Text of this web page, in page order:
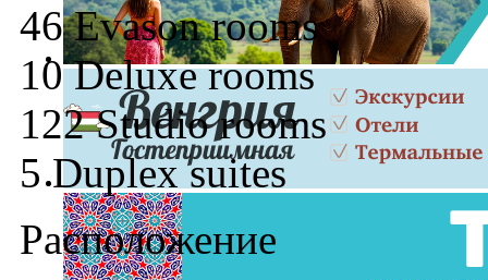
46 Evason rooms
10 Deluxe rooms
122 Studio rooms
5 Duplex suites
Расположение